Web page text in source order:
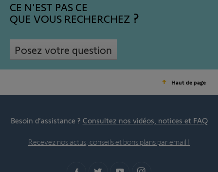
CE N'EST PAS CE
QUE VOUS RECHERCHEZ
Posez votre question
Haut de page
Besoin d’assistance ? Consultez nos vidéos, notices et FAQ
Recevez nos actus, conseils et bons plans par email !